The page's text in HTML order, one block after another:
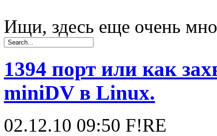
Ищи, здесь еще очень
1394 порт или как
miniDV в Linux.
02.12.10 09:50 F!RE